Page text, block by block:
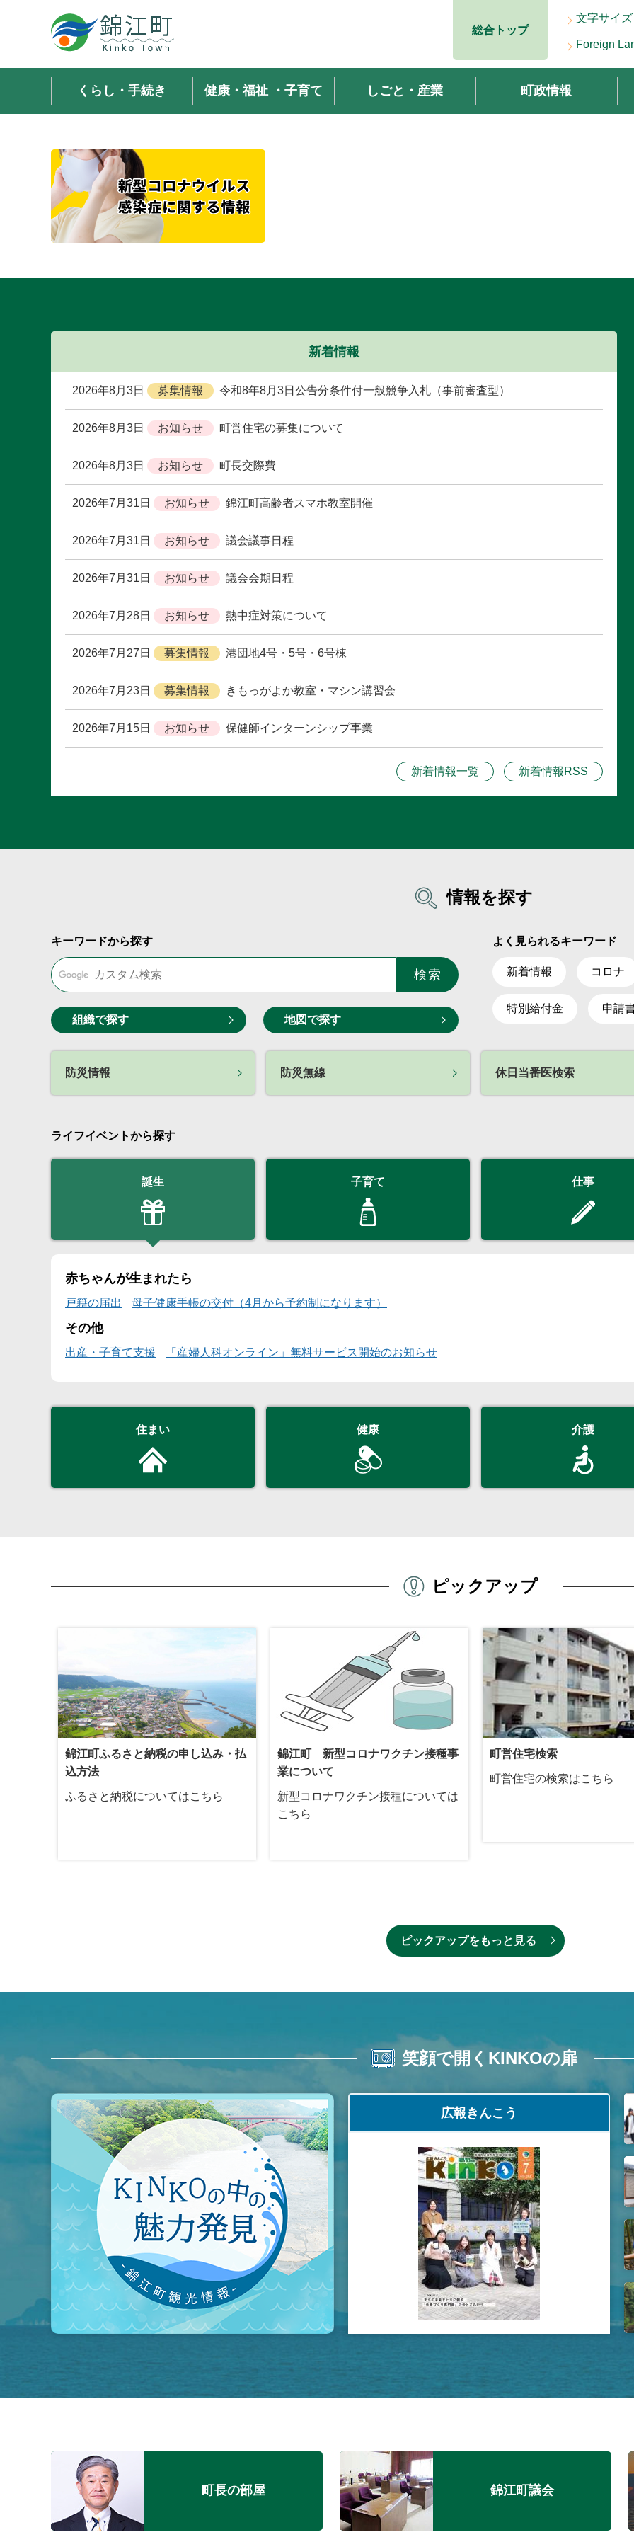
錦江町 Kinko
総合トップ
文字サイ
Foreign
くらし・手続き 健康・福祉・子育て しごと・産業 町政情報
新着情報
2026年8月3日 令和8年8月3日公告分条件付一般競争入札（事前審査型）
2026年8月3日 町営住宅の募集について
2026年8月3日 町長交際費
2026年7月31日 錦江町高齢者スマホ教室開催
2026年7月31日 議会議事日程
2026年7月31日 議会会期日程
2026年7月28日 熱中症対策について
2026年7月27日 港団地4号・5号・6号棟
2026年7月23日 きもっがよか教室・マシン講習会
2026年7月15日 保健師インターンシップ事業
新着情報一覧 新着情報RSS
情報を探す
キーワードから探す
検索
組織で探す 地図で探す
よく見られるキーワード
新着情報 コロナ
特別給付金 申請
防災情報 防災無線 休日当番医検索
ライフイベントから探す
誕生
赤ちゃんが生まれたら
戸籍の届出 母子健康手帳の交付（4月から予約制になります）
その他
出産・子育て支援 「産婦人科オンライン」無料サービス開始のお知らせ
子育て 仕事
住まい 健康 介護
ピックアップ
錦江町ふるさと納税の申し込み・払
込方法
ふるさと納税についてはこちら
錦江町 新型コロナワクチン接種事
業について
新型コロナワクチン接種については
こちら
町営住宅検索
町営住宅の検索はこちら
ピックアップをもっと見る
笑顔で開くKINKOの扉
広報きんこう
町長の部屋 錦江町議会